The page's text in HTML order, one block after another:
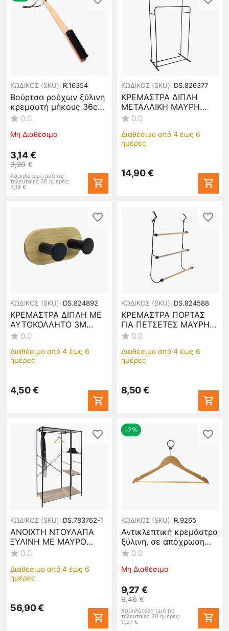
ΚΩΔΙΚΟΣ (SKU): R.16354
Βούρτσα ρούχων ξύλινη
κρεμαστή μήκους 36cm.
WB-101
0.0
Μη Διαθέσιμο
3,20 €
3,14 €
Χαμηλότερη τιμή τις
τελευταίες 30 ημέρες:
3,14 €
ΚΩΔΙΚΟΣ (SKU): DS.826377
ΚΡΕΜΑΣΤΡΑ ΔΙΠΛΗ
ΜΕΤΑΛΛΙΚΗ ΜΑΥΡΗ
ΜΑΤ
826377
0.0
Διαθέσιμο από 4 έως 6
ημέρες
14,90 €
ΚΩΔΙΚΟΣ (SKU): DS.824892
ΚΡΕΜΑΣΤΡΑ ΔΙΠΛΗ ΜΕ
ΑΥΤΟΚΟΛΛΗΤΟ 3M
ΞΥΛΟ ΑΚΑΚΙΑΣ
824892
0.0
Διαθέσιμο από 4 έως 6
ημέρες
4,50 €
ΚΩΔΙΚΟΣ (SKU): DS.824588
ΚΡΕΜΑΣΤΡΑ ΠΟΡΤΑΣ
ΓΙΑ ΠΕΤΣΕΤΕΣ ΜΑΥΡΗ
ΜΕ ΜΠΑΜΠΟΥ
824588
0.0
Διαθέσιμο από 4 έως 6
ημέρες
8,50€
ΚΩΔΙΚΟΣ (SKU): DS.783762-1
ΑΝΟΙΧΤΗ ΝΤΟΥΛΑΠΑ
ΞΥΛΙΝΗ ΜΕ ΜΑΥΡΟ
ΜΕΤΑΛΛΟ
783762-1
0.0
Διαθέσιμο από 4 έως 6
ημέρες
56,90€
-2%
ΚΩΔΙΚΟΣ (SKU): R.9265
Αντικλεπτική κρεμάστρα
ξύλινη, σε απόχρωση
οξιάς, με ράβδο (τιμή
0.0
Μη Διαθέσιμο
9,46 €
9,27 €
Χαμηλότερη τιμή τις
τελευταίες 30 ημέρες:
9,27€